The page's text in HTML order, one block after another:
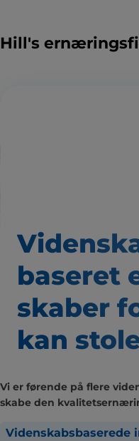
Hill's
baseret
skaber
kan
Vi er førende på flere
skabe den
Videnskabsbaserede